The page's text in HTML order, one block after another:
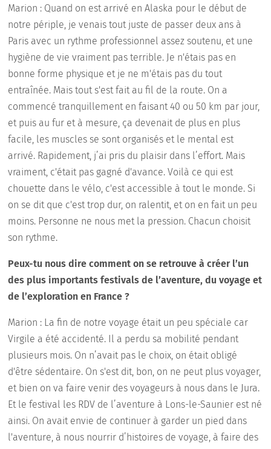
Marion : Quand on est arrivé en Alaska pour le début de
notre périple, je venais tout juste de passer deux ans à
Paris avec un rythme professionnel assez soutenu, et une
hygiène de vie vraiment pas terrible. Je n'étais pas en
bonne forme physique et je ne m'étais pas du tout
entraînée. Mais tout s'est fait au fil de la route. On a
commencé tranquillement en faisant 40 ou 50 km par jour,
et puis au fur et à mesure, ça devenait de plus en plus
facile, les muscles se sont organisés et le mental est
arrivé. Rapidement, j’ai pris du plaisir dans l’effort. Mais
vraiment, c'était pas gagné d'avance. Voilà ce qui est
chouette dans le vélo, c'est accessible à tout le monde. Si
on se dit que c'est trop dur, on ralentit, et on en fait un peu
moins. Personne ne nous met la pression. Chacun choisit
son rythme.
Peux-tu nous dire comment on se retrouve à créer l’un
des plus importants festivals de l’aventure, du voyage et
de l’exploration en France ?
Marion : La fin de notre voyage était un peu spéciale car
Virgile a été accidenté. Il a perdu sa mobilité pendant
plusieurs mois. On n’avait pas le choix, on était obligé
d'être sédentaire. On s'est dit, bon, on ne peut plus voyager,
et bien on va faire venir des voyageurs à nous dans le Jura.
Et le festival les RDV de l’aventure à Lons-le-Saunier est né
ainsi. On avait envie de continuer à garder un pied dans
l'aventure, à nous nourrir d’histoires de voyage, à faire des